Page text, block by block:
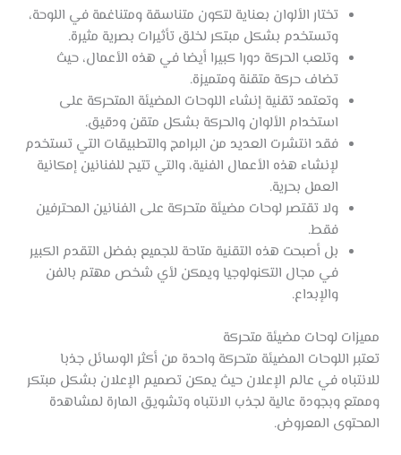
تختار الألوان بعناية لتكون متناسقة ومتناغمة في اللوحة،
وتستخدم بشكل مبتكر لخلق تأثيرات بصرية مثيرة.
وتلعب الحركة دورا كبيرا أيضا في هذه الأعمال، حيث
تضاف حركة متقنة ومتميزة.
وتعتمد تقنية إنشاء اللوحات المضيئة المتحركة على
استخدام الألوان والحركة بشكل متقن ودقيق.
فقد انتشرت العديد من البرامج والتطبيقات التي تستخدم
لإنشاء هذه الأعمال الفنية، والتي تتيح للفنانين إمكانية
العمل بحرية.
ولا تقتصر لوحات مضيئة متحركة على الفنانين المحترفين
فقط.
بل أصبحت هذه التقنية متاحة للجميع بفضل التقدم الكبير
في مجال التكنولوجيا ويمكن لأي شخص مهتم بالفن
والإبداع.
مميزات لوحات مضيئة متحركة
تعتبر اللوحات المضيئة متحركة واحدة من أكثر الوسائل جذبا
للانتباه في عالم الإعلان حيث يمكن تصميم الإعلان بشكل مبتكر
وممتع وبجودة عالية لجذب الانتباه وتشويق المارة لمشاهدة
المحتوى المعروض.